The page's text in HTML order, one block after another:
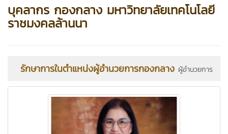
บุคลากร กองกลาง มหาวิทยาลัยเทคโนโลยี
ราชมงคลล้านนา
รักษาการในตำแหน่งผู้อำนวยการกองกลาง ผู้อำนวยการ